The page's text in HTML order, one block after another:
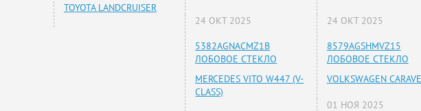
TOYOTA LANDCRUISER
24 ОКТ 2025
5382AGNACMZ1B
ЛОБОВОЕ СТЕКЛО
MERCEDES VITO W447 (V-
CLASS)
24 ОКТ 2025
8579AGSHMVZ15
ЛОБОВОЕ СТЕКЛО
VOLKSWAGEN
01 НОЯ 2025